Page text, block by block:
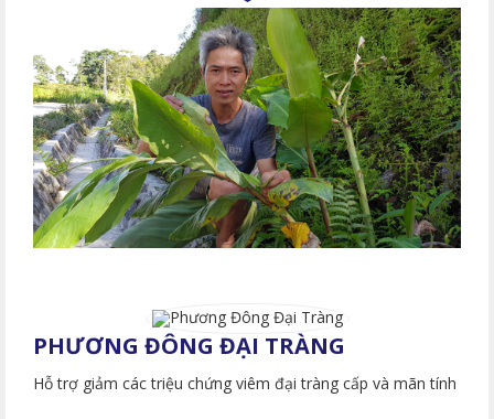
PHƯƠNG ĐÔNG ĐẠI TRÀNG
Hỗ trợ giảm các triệu chứng viêm đại tràng cấp và mãn tính